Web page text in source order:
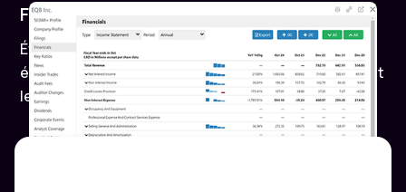
Fusions et acquisitions
Évaluer les entreprises cibles en analysant les
états financiers, les documents de gouvernance et
les informations à fournir.